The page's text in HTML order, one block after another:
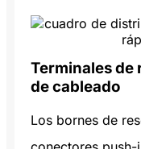
Terminales de
de cableado
Los bornes de